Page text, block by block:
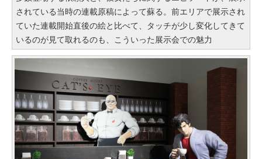
されている当時の連載原稿によって蘇る。前エリアで展示され
ていた連載開始直後の絵と比べて、タッチが少し変化してきて
いるのが見て取れるのも、こういった展示会での魅力